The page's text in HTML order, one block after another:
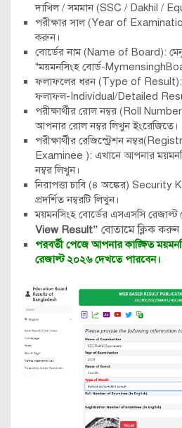
দাখিল / সমমান (SSC / Dakhil /
পরীক্ষার সাল (Year of
করুন।
বোর্ডের নাম (Name of Board):
“ময়মনসিংহ বোর্ড-
ফলাফলের ধরন (Type of Result):
ফলাফল-Individual/Detailed
পরীক্ষার্থীর রোল নম্বর (Roll
আপনার রোল নম্বর লিখুন ইংরেজিতে।
পরীক্ষার্থীর রেজিস্ট্রেশন
Examinee ): এখানে আপনার
নম্বর লিখুন।
নিরাপত্তা চাবি (৪ অঙ্কের)
প্রদর্শিত নম্বরটি লিখুন।
ময়মনসিংহ বোর্ডের এসএসসি রেজাল্ট
View Result” বোতামে ক্লিক করুন
পরবর্তী পেজে আপনার কাঙ্ক্ষিত
রেজাল্ট ২০২৬ দেখতে পারবেন।